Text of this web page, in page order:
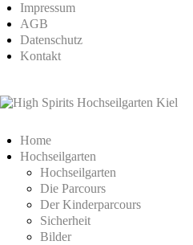
Impressum
AGB
Datenschutz
Kontakt
Home
Hochseilgarten
Hochseilgarten
Die Parcours
Der Kinderparcours
Sicherheit
Bilder